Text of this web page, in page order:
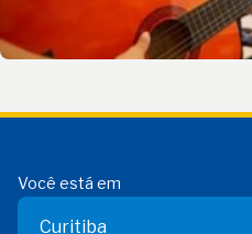
Você está em
Curitiba